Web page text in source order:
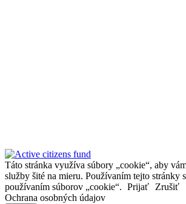
Táto stránka využíva súbory „cookie“, aby
služby šité na mieru. Používaním tejto stránky
používaním súborov „cookie“. Prijať Zrušiť
Ochrana osobných údajov